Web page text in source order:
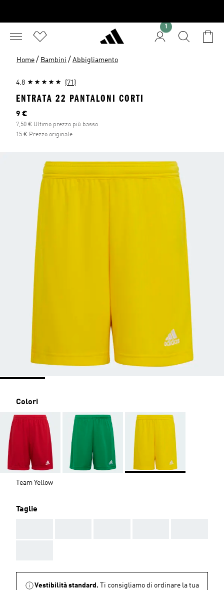
1
Home / Bambini / Abbigliamento
4.8 (71)
ENTRATA 22 PANTALONI CORTI
Prezzo attuale
9 €
7,50 € Ultimo prezzo più basso
15 € Prezzo originale
Colori
Team Yellow
Taglie
Vestibilità standard.
Ti consigliamo di ordinare la tua